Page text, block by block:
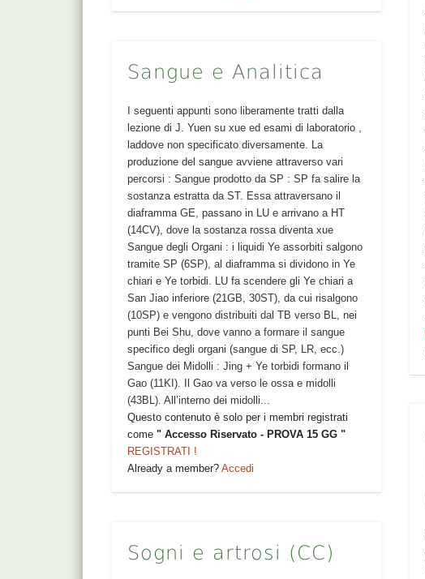
Sangue e Analitica
I seguenti appunti sono liberamente tratti dalla
lezione di J. Yuen su xue ed esami di laboratorio ,
laddove non specificato diversamente. La
produzione del sangue avviene attraverso vari
percorsi : Sangue prodotto da SP : SP fa salire la
sostanza estratta da ST. Essa attraversano il
diaframma GE, passano in LU e arrivano a HT
(14CV), dove la sostanza rossa diventa xue
Sangue degli Organi : i liquidi Ye assorbiti salgono
tramite SP (6SP), al diaframma si dividono in Ye
chiari e Ye torbidi. LU fa scendere gli Ye chiari a
San Jiao inferiore (21GB, 30ST), da cui risalgono
(10SP) e vengono distribuiti dal TB verso BL, nei
punti Bei Shu, dove vanno a formare il sangue
specifico degli organi (sangue di SP, LR, ecc.)
Sangue dei Midolli : Jing + Ye torbidi formano il
Gao (11KI). Il Gao va verso le ossa e midolli
(43BL). All’interno dei midolli...
Questo contenuto è solo per i membri registrati
come" Accesso Riservato - PROVA 15 GG "
REGISTRATI !
Already a member?Accedi
Sogni e artrosi (CC)